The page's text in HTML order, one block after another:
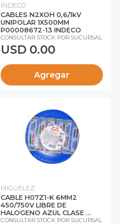
INDECO
CABLES N2XOH 0,6/1kV
UNIPOLAR 1X500MM
P00008672-13 INDECO
CONSULTAR STOCK POR SUCURSAL
USD 0.00
Agregar
MIGUELEZ
CABLE H07Z1-K 6MM2
450/750V LIBRE DE
HALOGENO AZUL CLASE ...
CONSULTAR STOCK POR SUCURSAL